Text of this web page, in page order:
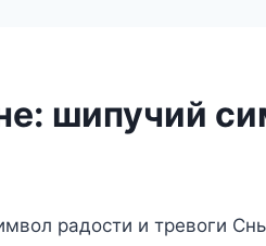
шипучий
радости и тревоги